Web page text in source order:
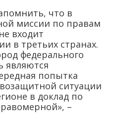
что в
миссии по правам
входит
в третьих странах.
федерального
являются
попытка
ситуации
в доклад по
–